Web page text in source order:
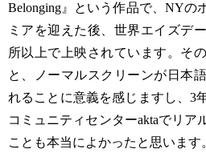
Belonging』という作品で、NYの
ミアを迎えた後、世界エイズデ
所以上で上映されています。そ
と、ノーマルスクリーンが日本
れることに意義を感じますし、3
コミュニティセンターaktaでリア
ことも本当によかったと思います